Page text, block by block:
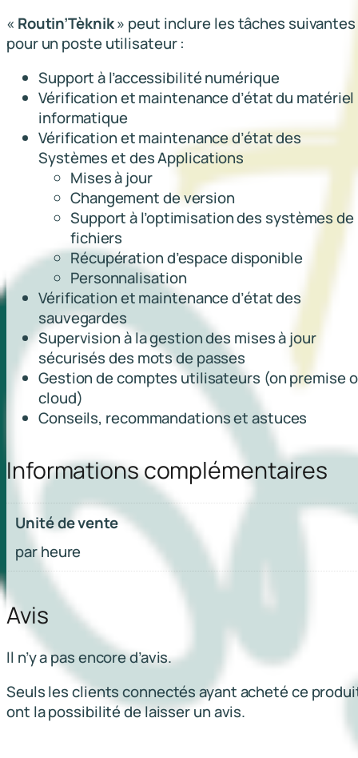
« Routin’Tèknik» peut inclure les tâches suivantes
pour un poste utilisateur :
Support à l’accessibilité numérique
Vérification et maintenance d’état du matériel
informatique
Vérification et maintenance d’état des
Systèmes et des Applications
Mises à jour
Changement de version
Support à l’optimisation des systèmes de
fichiers
Récupération d’espace disponible
Personnalisation
Vérification et maintenance d’état des
sauvegardes
Supervision à la gestion des mises à jour
sécurisés des mots de passes
Gestion de comptes utilisateurs (on premise
cloud)
Conseils, recommandations et astuces
Informations complémentaires
Unité de vente
par heure
Avis
Il n’y a pas encore d’avis.
Seuls les clients connectés ayant acheté ce
ont la possibilité de laisser un avis.